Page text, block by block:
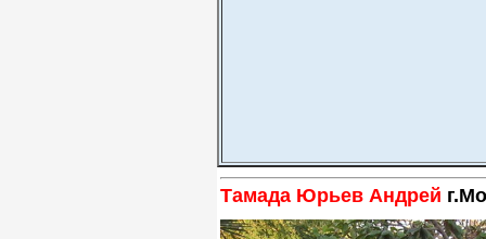
Тамада Юрьев Андрей